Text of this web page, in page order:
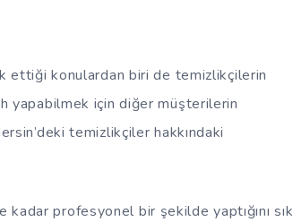
ettiği konulardan biri de temizlikçilerin
yapabilmek için diğer müşterilerin
temizlikçiler hakkındaki
profesyonel bir şekilde yaptığını sık